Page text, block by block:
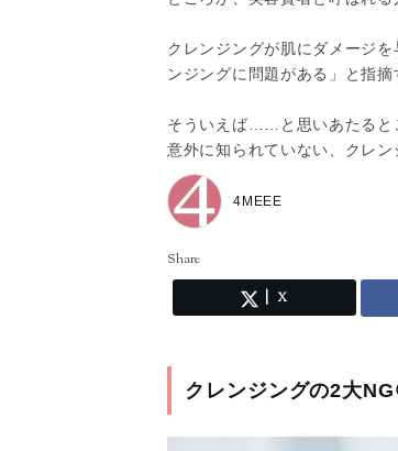
クレンジングが肌にダメージ
ンジングに問題がある」と指
そういえば……と思いあたると
意外に知られていない、クレ
4MEEE
Share
X
クレンジングの2大